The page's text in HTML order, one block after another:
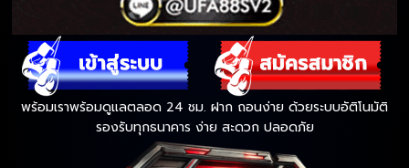
พร้อมเราพร้อมดูแลตลอด 24 ชม. ฝาก ถอนง่าย ด้วยระบบอัติโนมัติ
รองรับทุกธนาคาร ง่าย สะดวก ปลอดภัย